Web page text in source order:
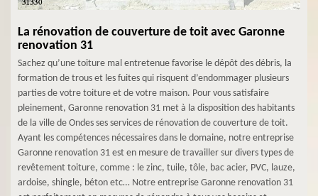
La rénovation de couverture de toit avec Garonne
renovation 31
Sachez qu’une toiture mal entretenue favorise le dépôt des débris, la
formation de trous et les fuites qui risquent d’endommager plusieurs
parties de votre toiture et de votre maison. Pour vous satisfaire
pleinement, Garonne renovation 31 met à la disposition des habitants
de la ville de Ondes ses services de rénovation de couverture de toit.
Ayant les compétences nécessaires dans le domaine, notre entreprise
Garonne renovation 31 est en mesure de travailler sur divers types de
revêtement toiture, comme : le zinc, tuile, tôle, bac acier, PVC, lauze,
ardoise, shingle, béton etc… Notre entreprise Garonne renovation 31